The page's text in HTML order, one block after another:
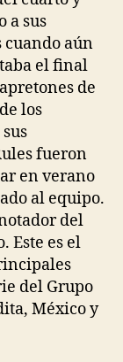
a sus
cuando aún
el final
de
los
fueron
en verano
al equipo.
del
Este es el
del Grupo
México y